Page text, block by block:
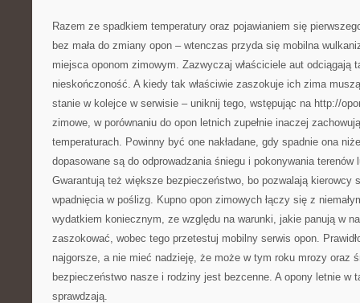
Razem ze spadkiem temperatury oraz pojawianiem się
bez mała do zmiany opon – wtenczas przyda się mobilna
miejsca oponom zimowym. Zazwyczaj właściciele aut odciągają
nieskończoność. A kiedy tak właściwie zaszokuje ich zima
stanie w kolejce w serwisie – uniknij tego, wstępując na http://
zimowe, w porównaniu do opon letnich zupełnie inaczej
temperaturach. Powinny być one nakładane, gdy spadnie ona
dopasowane są do odprowadzania śniegu i pokonywania
Gwarantują też większe bezpieczeństwo, bo pozwalają kierowcy
wpadnięcia w poślizg. Kupno opon zimowych łączy się z
wydatkiem koniecznym, ze względu na warunki, jakie panują w
zaszokować, wobec tego przetestuj mobilny serwis opon.
najgorsze, a nie mieć nadzieję, że może w tym roku mrozy oraz
bezpieczeństwo nasze i rodziny jest bezcenne. A opony letnie w
sprawdzają.